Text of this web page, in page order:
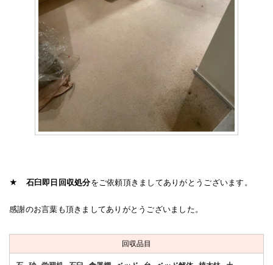
★ 石臼即日回収処分をご依頼頂きましてありがとうございます。
感謝のお言葉も頂きましてありがとうございました。
回収品目